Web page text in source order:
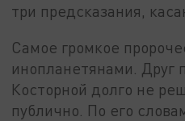
три предсказания,
Самое громкое
инопланетянами. Друг
Косторной долго не
публично. По его